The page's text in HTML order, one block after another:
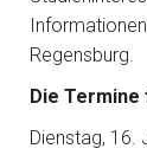
Regensburg.
Die
Dienstag, 16.